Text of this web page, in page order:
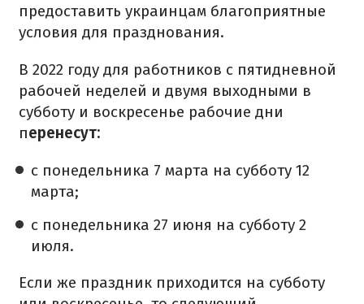
предоставить украинцам благоприятные
условия для празднования.
В 2022 году для работников с пятидневной
рабочей неделей и двумя выходными в
субботу и воскресенье рабочие дни
перенесут:
с понедельника 7 марта на субботу 12
марта;
с понедельника 27 июня на субботу 2
июля.
Если же праздник приходится на субботу